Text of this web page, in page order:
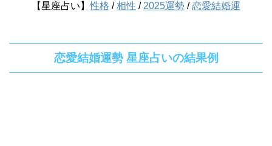
【星座占い】性格 /相性 / 2025運勢 /恋愛結婚運
恋愛結婚運勢 星座占いの結果例